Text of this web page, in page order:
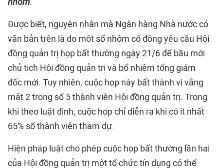
Được biết, nguyên nhân mà Ngân hàng Nhà nước có
văn bản trên là do một số nhóm cổ đông yêu cầu Hội
đồng quản trị họp bất thường ngày 21/6 để bầu mới
chủ tịch Hội đồng quản trị và bổ nhiệm tổng giám
đốc mới. Tuy nhiên, cuộc họp này bất thành vì vắng
mặt 2 trong số 5 thành viên Hội đồng quản trị. Trong
khi theo luật định, cuộc họp chỉ diễn ra khi có ít nhất
65% số thành viên tham dự.
Hiện pháp luật cho phép cuộc họp bất thường lần hai
của Hội đồng quản trị một tổ chức tín dụng có thể